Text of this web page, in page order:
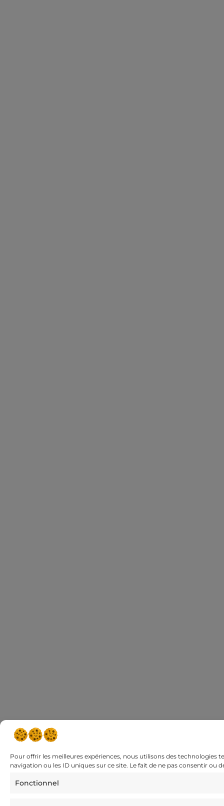
Pour offrir les meilleures expériences, nous utilisons des
navigation ou les ID uniques sur ce site. Le fait de ne pas consentir
Fonctionnel